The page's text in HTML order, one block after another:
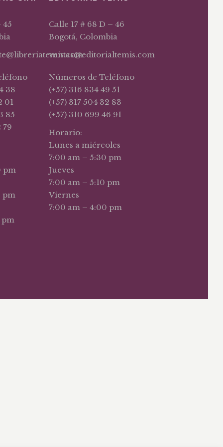
45
38
01
85
79
pm
pm
pm
Calle 17 # 68 D – 46
Bogotá, Colombia
ventas@editorialtemis.com
Números de Teléfono
(+57) 316 834 49 51
(+57) 317 504 32 83
(+57) 310 699 46 91
Horario:
Lunes a miércoles
7:00 am – 5:30 pm
Jueves
7:00 am – 5:10 pm
Viernes
7:00 am – 4:00 pm